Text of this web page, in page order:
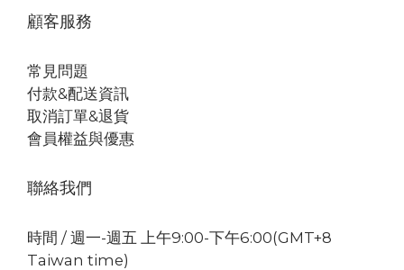
顧客服務
常見問題
付款&配送資訊
取消訂單&退貨
會員權益與優惠
聯絡我們
時間 / 週一-週五 上午9:00-下午6:00(GMT+8
Taiwan time)